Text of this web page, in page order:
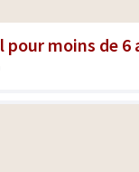
moins de 6